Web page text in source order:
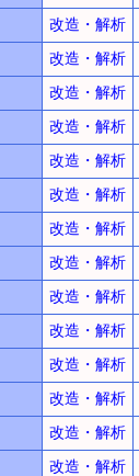
改造・解析
改造・解析
改造・解析
改造・解析
改造・解析
改造・解析
改造・解析
改造・解析
改造・解析
改造・解析
改造・解析
改造・解析
改造・解析
改造・解析